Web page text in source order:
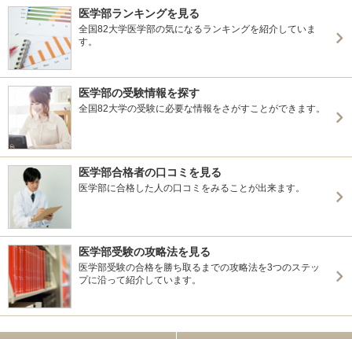
医学部ランキングを見る
全国82大学医学部の気になるランキングを紹介していま
す。
医学部の受験情報を探す
全国82大学の受験に必要な情報をさがすことができます。
医学部合格者の口コミを見る
医学部に合格した人の口コミをみることが出来ます。
医学部受験の攻略法を見る
医学部受験の合格を勝ち取るまでの攻略法を3つのステッ
プに沿って紹介しています。